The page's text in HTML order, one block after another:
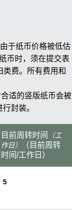
于纸币价格被低估
币时，须在提交表
类费。所有费用和
适的竖版纸币会被
封装。
目前周转时间
（工
作日）
（目前周转
时间/工作日）
5